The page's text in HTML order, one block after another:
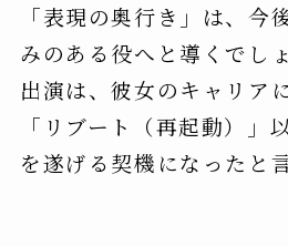
「表現の奥行き」は、今
みのある役へと導くでし
出演は、彼女のキャリア
「リブート（再起動）」
を遂げる契機になったと